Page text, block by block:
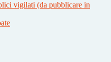
vigilati (da pubblicare in